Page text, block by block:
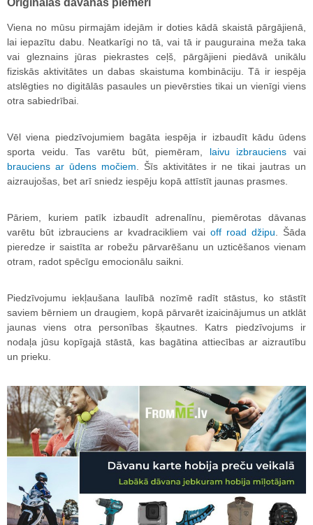
Viena no mūsu pirmajām idejām ir doties kādā skaistā pārgājienā,
lai iepazītu dabu. Neatkarīgi no tā, vai tā ir pauguraina meža taka
vai gleznains jūras piekrastes ceļš, pārgājieni piedāvā unikālu
fiziskās aktivitātes un dabas skaistuma kombināciju. Tā ir iespēja
atslēgties no digitālās pasaules un pievērsties tikai un vienīgi viens
otra sabiedrībai.
Vēl viena piedzīvojumiem bagāta iespēja ir izbaudīt kādu ūdens
sporta veidu. Tas varētu būt, piemēram, laivu izbrauciens vai
brauciens ar ūdens močiem . Šīs aktivitātes ir ne tikai jautras un
aizraujošas, bet arī sniedz iespēju kopā attīstīt jaunas prasmes.
Pāriem, kuriem patīk izbaudīt adrenalīnu, piemērotas dāvanas
varētu būt izbrauciens ar kvadracikliem vai off road džipu . Šāda
pieredze ir saistīta ar robežu pārvarēšanu un uzticēšanos vienam
otram, radot spēcīgu emocionālu saikni.
Piedzīvojumu iekļaušana laulībā nozīmē radīt stāstus, ko stāstīt
saviem bērniem un draugiem, kopā pārvarēt izaicinājumus un atklāt
jaunas viens otra personības šķautnes. Katrs piedzīvojums ir
nodaļa jūsu kopīgajā stāstā, kas bagātina attiecības ar aizrautību
un prieku.